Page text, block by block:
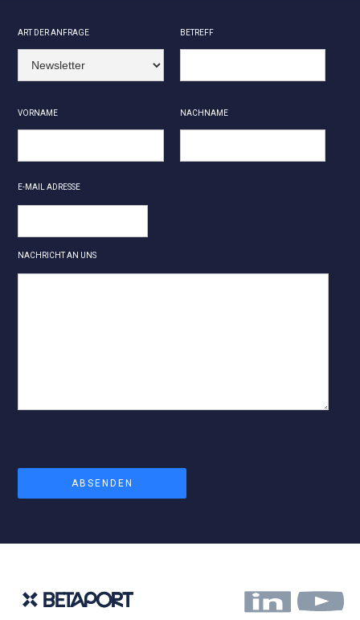
ART DER ANFRAGE BETREFF
VORNAME NACHNAME
E-MAIL ADRESSE
NACHRICHT AN UNS